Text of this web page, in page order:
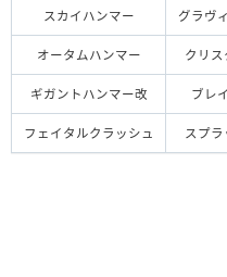
スカイハンマー グラヴ
オータムハンマー クリ
ギガントハンマー改 ブレ
フェイタルクラッシュ スプ